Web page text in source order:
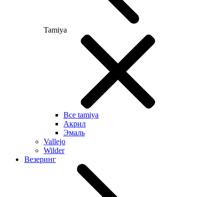
Tamiya
Все tamiya
Акрил
Эмаль
Vallejo
Wilder
Везеринг